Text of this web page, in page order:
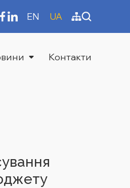
EN UA
Контакти